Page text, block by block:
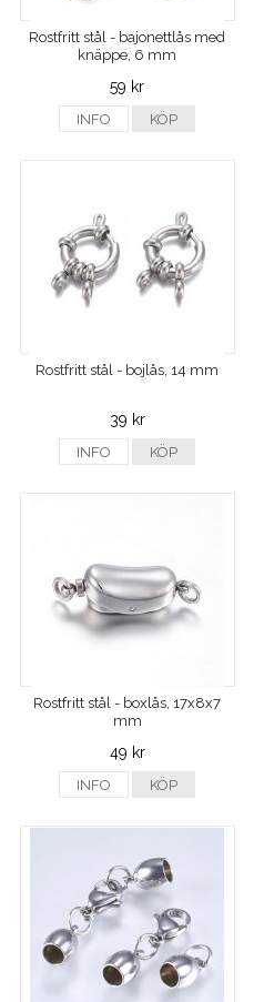
Rostfritt stål - bajonettlås med
knäppe, 6 mm
59 kr
INFO KÖP
Rostfritt stål - bojlås, 14 mm
39 kr
INFO KÖP
Rostfritt stål - boxlås, 17x8x7
mm
49 kr
INFO KÖP